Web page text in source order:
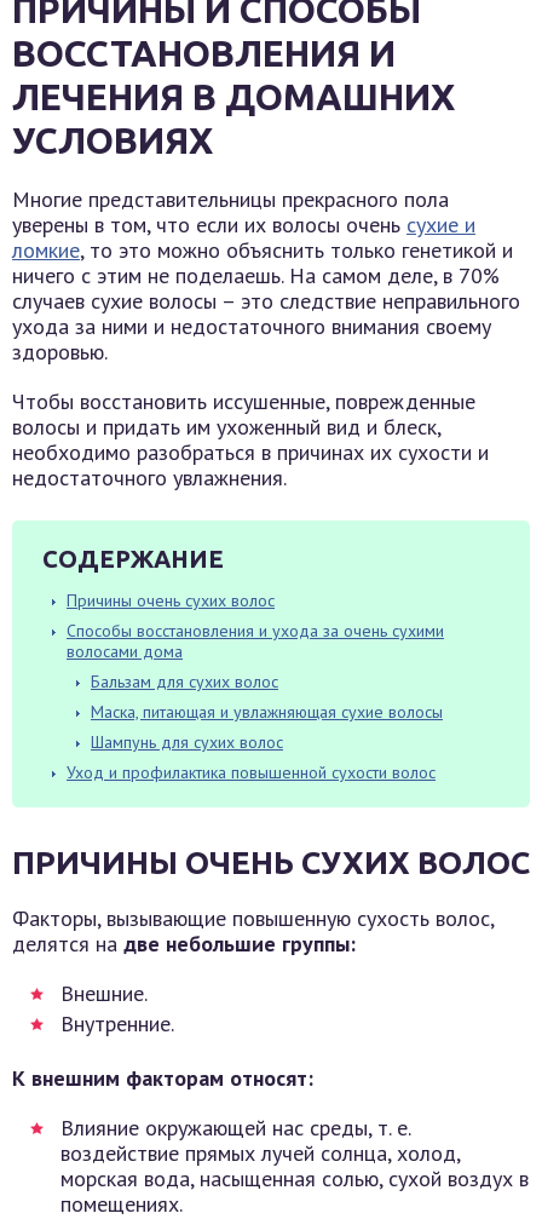
ПРИЧИНЫ И СПОСОБЫ
ВОССТАНОВЛЕНИЯ И
ЛЕЧЕНИЯ В ДОМАШНИХ
УСЛОВИЯХ
Многие представительницы прекрасного пола
уверены в том, что если их волосы очень сухие и
ломкие, то это можно объяснить только генетикой и
ничего с этим не поделаешь. На самом деле, в 70%
случаев сухие волосы – это следствие неправильного
ухода за ними и недостаточного внимания своему
здоровью.
Чтобы восстановить иссушенные, поврежденные
волосы и придать им ухоженный вид и блеск,
необходимо разобраться в причинах их сухости и
недостаточного увлажнения.
СОДЕРЖАНИЕ
Причины очень сухих волос
Способы восстановления и ухода за очень сухими
волосами дома
Бальзам для сухих волос
Маска, питающая и увлажняющая сухие волосы
Шампунь для сухих волос
Уход и профилактика повышенной сухости волос
ПРИЧИНЫ ОЧЕНЬ СУХИХ ВОЛОС
Факторы, вызывающие повышенную сухость волос,
делятся на две небольшие группы:
Внешние.
Внутренние.
К внешним факторам относят:
Влияние окружающей нас среды, т. е.
воздействие прямых лучей солнца, холод,
морская вода, насыщенная солью, сухой воздух в
помещениях.